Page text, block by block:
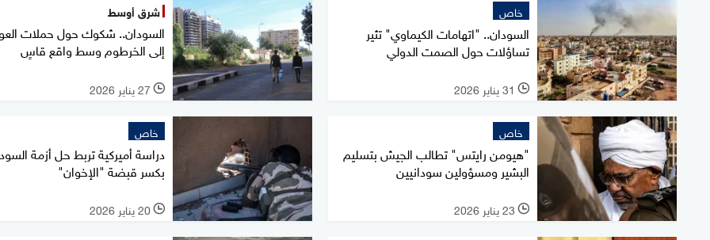
خاص
السودان.. "اتهامات الكيماوي" تثير
تساؤلات حول الصمت الدولي
l 31 يناير 2026
شرق أوسط
السودان.. شكوك حول حملات
إلى الخرطوم وسط واقع قاسٍ
l 27 يناير 2026
خاص
"هيومن رايتس" تطالب الجيش بتسليم
البشير ومسؤولين سودانيين
l 23 يناير 2026
خاص
دراسة أميركية تربط حل أزمة
بكسر قبضة "الإخوان"
l 20 يناير 2026